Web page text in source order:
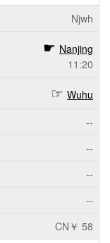
Njwh
Nanjing
11:20
Wuhu
--
--
--
--
CN￥ 58